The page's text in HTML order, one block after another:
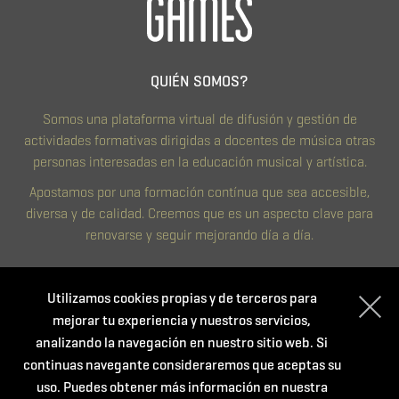
QUIÉN SOMOS?
Somos una plataforma virtual de difusión y gestión de
actividades formativas dirigidas a docentes de música otras
personas interesadas en la educación musical y artística.
Apostamos por una formación contínua que sea accesible,
diversa y de calidad. Creemos que es un aspecto clave para
renovarse y seguir mejorando día a día.
Política de privacidad
Condiciones de compra
Política de cookies
Utilizamos cookies propias y de terceros para
mejorar tu experiencia y nuestros servicios,
analizando la navegación en nuestro sitio web. Si
continuas navegante consideraremos que aceptas su
uso. Puedes obtener más información en nuestra